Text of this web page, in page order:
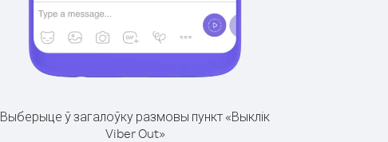
Выберыце ў загалоўку размовы пункт «Выклік
Viber Out»